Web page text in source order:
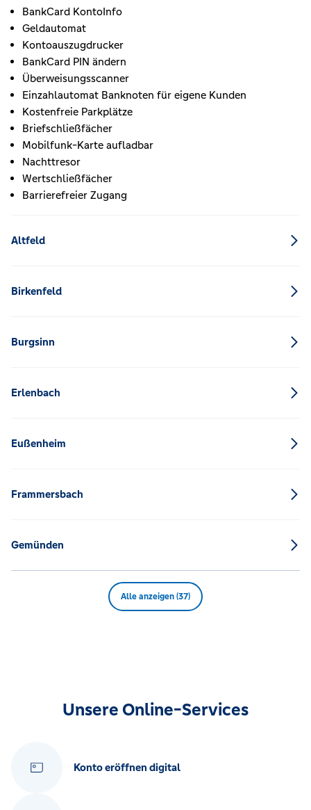
BankCard KontoInfo
Geldautomat
Kontoauszugdrucker
BankCard PIN ändern
Überweisungsscanner
Einzahlautomat Banknoten für eigene Kunden
Kostenfreie Parkplätze
Briefschließfächer
Mobilfunk-Karte aufladbar
Nachttresor
Wertschließfächer
Barrierefreier Zugang
Altfeld
Birkenfeld
Burgsinn
Erlenbach
Eußenheim
Frammersbach
Gemünden
Alle anzeigen (37)
Unsere Online-Services
Konto eröffnen digital